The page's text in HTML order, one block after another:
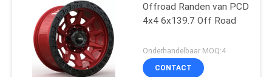
Offroad Randen van PCD
4x4 6x139.7 Off Road
Onderhandelbaar MOQ:4
CONTACT